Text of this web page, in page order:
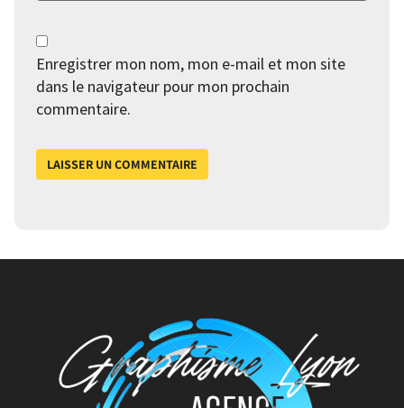
Enregistrer mon nom, mon e-mail et mon site
dans le navigateur pour mon prochain
commentaire.